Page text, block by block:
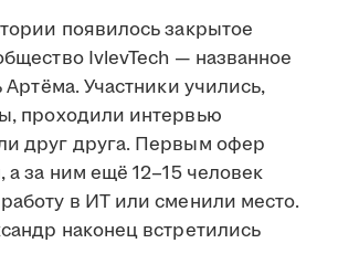
появилось закрытое
IvlevTech — названное
Артёма. Участники учились,
проходили интервью
друг друга. Первым офер
а за ним ещё 12–15 человек
в ИТ или сменили место.
наконец встретились